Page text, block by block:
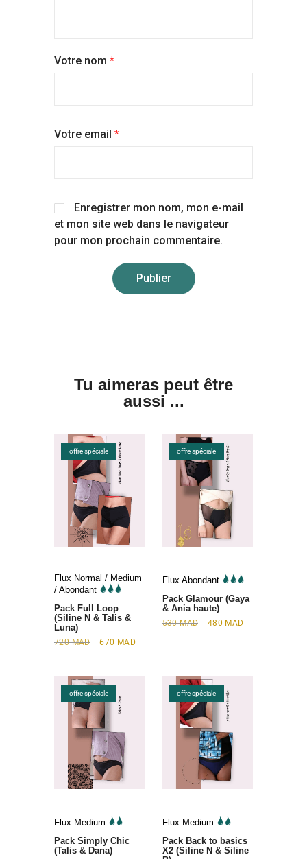
Votre nom *
Votre email *
Enregistrer mon nom, mon e-mail
et mon site web dans le navigateur
pour mon prochain commentaire.
Tu aimeras peut être
aussi ...
offre spéciale
Flux Normal / Medium
/ Abondant
Pack Full Loop
(Siline N & Talis &
Luna)
720MAD 670 MAD
offre spéciale
Flux Abondant
Pack Glamour (Gaya
& Ania haute)
530MAD 480 MAD
offre spéciale
Flux Medium
Pack Simply Chic
(Talis & Dana)
offre spéciale
Flux Medium
Pack Back to basics
X2 (Siline N & Siline